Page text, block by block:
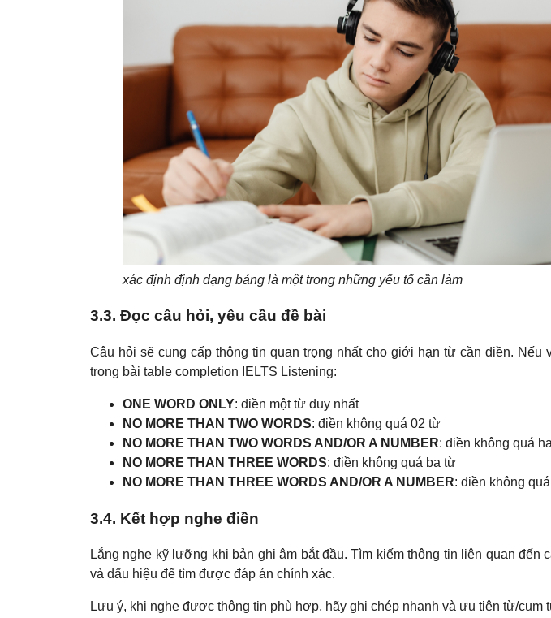
xác định định dạng bảng là một trong những yếu tố cần làm
3.3. Đọc câu hỏi, yêu cầu đề bài
Câu hỏi sẽ cung cấp thông tin quan trọng nhất cho giới hạn từ cần điền.
trong bài table completion IELTS Listening:
ONE WORD ONLY: điền một từ duy nhất
NO MORE THAN TWO WORDS: điền không quá 02 từ
NO MORE THAN TWO WORDS AND/OR A NUMBER: điền không quá
NO MORE THAN THREE WORDS: điền không quá ba từ
NO MORE THAN THREE WORDS AND/OR A NUMBER: điền không
3.4. Kết hợp nghe điền
Lắng nghe kỹ lưỡng khi bản ghi âm bắt đầu. Tìm kiếm thông tin liên quan
và dấu hiệu để tìm được đáp án chính xác.
Lưu ý, khi nghe được thông tin phù hợp, hãy ghi chép nhanh và ưu tiên từ/cụm